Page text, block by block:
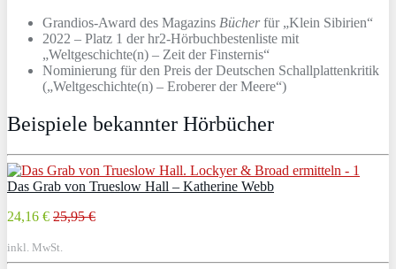
Grandios-Award des Magazins Bücherfür „Klein Sibirien“
2022 – Platz 1 der hr2-Hörbuchbestenliste mit
„Weltgeschichte(n) – Zeit der Finsternis“
Nominierung für den Preis der Deutschen Schallplattenkritik
(„Weltgeschichte(n) – Eroberer der Meere“)
Beispiele bekannter Hörbücher
Das Grab von Trueslow Hall – Katherine Webb
24,16 € 25,95 €
inkl. MwSt.